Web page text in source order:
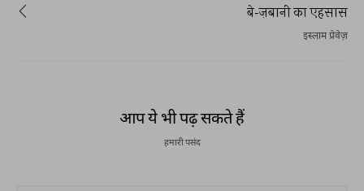
बे-ज़बानी का एहसास
इस्लाम प्रेवेज़
आप ये भी पढ़ सकते हैं
हमारी पसंद